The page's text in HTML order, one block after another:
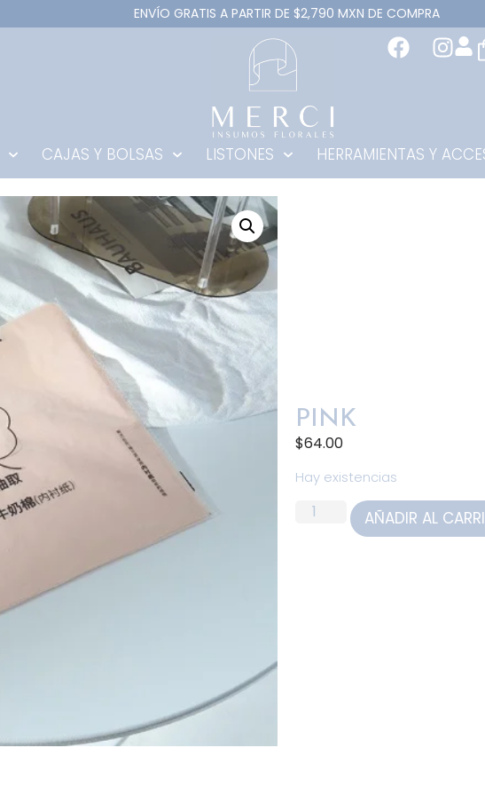
ENVÍO GRATIS A PARTIR DE $2,790 MXN DE COMPRA
CAJAS Y BOLSAS LISTONES HERRAMIENTAS Y
PINK
$64.00
Hay existencias
AÑADIR AL